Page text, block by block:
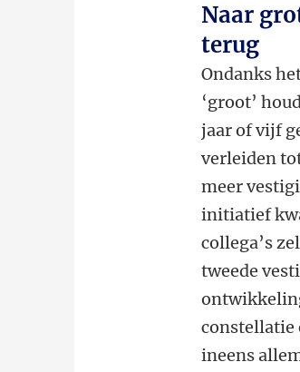
Naar
terug
Ondanks
‘groot’
jaar of vijf
verleiden
meer
initiatief
collega’s
tweede
constellatie
ineens